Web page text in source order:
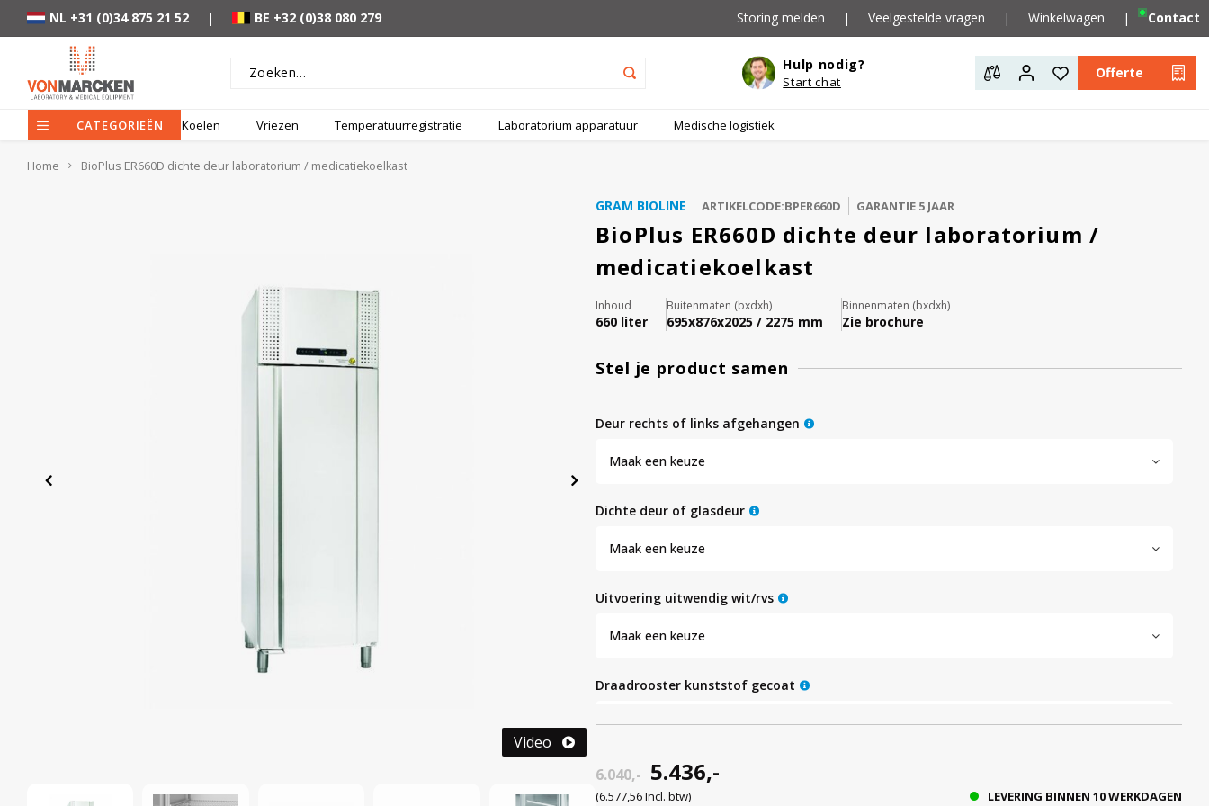
NL +31 (0)34 875 21 52 | BE +32 (0)38 080 279 Storing melden | Veelgestelde vragen | Winkelwagen | Contact
Hulp nodig?
Start chat
Offerte
CATEGORIEËN Koelen Vriezen Temperatuurregistratie Laboratorium apparatuur Medische logistiek
Home BioPlus ER660D dichte deur laboratorium / medicatiekoelkast
Video
GRAM BIOLINE ARTIKELCODE:BPER660D GARANTIE 5 JAAR
BioPlus ER660D dichte deur laboratorium /
medicatiekoelkast
Inhoud
660 liter
Buitenmaten (bxdxh)
695x876x2025 / 2275 mm
Binnenmaten (bxdxh)
Zie brochure
Stel je product samen
deur rechts of links afgehangen
Maak een keuze
dichte deur of glasdeur
Maak een keuze
uitvoering uitwendig wit/rvs
Maak een keuze
draadrooster kunststof gecoat
Maak een keuze
rvs draadrooster
6.040,- 5.436,-
(6.577,56 Incl. btw) LEVERING BINNEN 10 WERKDAGEN